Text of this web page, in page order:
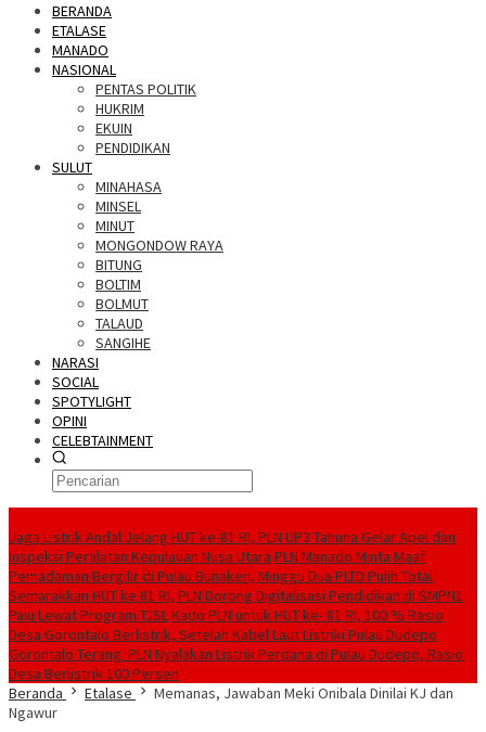
BERANDA
ETALASE
MANADO
NASIONAL
PENTAS POLITIK
HUKRIM
EKUIN
PENDIDIKAN
SULUT
MINAHASA
MINSEL
MINUT
MONGONDOW RAYA
BITUNG
BOLTIM
BOLMUT
TALAUD
SANGIHE
NARASI
SOCIAL
SPOTYLIGHT
OPINI
CELEBTAINMENT
Jaga Listrik Andal Jelang HUT ke-81 RI, PLN UP3 Tahuna Gelar Apel dan
Inspeksi Peralatan Kepulauan Nusa Utara PLN Manado Minta Maaf
Pemadaman Bergilir di Pulau Bunaken, Minggu Dua PLTD Pulih Total
Semarakkan HUT ke 81 RI, PLN Dorong Digitalisasi Pendidikan di SMPN1
Palu Lewat Program TJSLKado PLN untuk HUT ke- 81 RI, 100 % Rasio
Desa Gorontalo Berlistrik, Setelah Kabel Laut Listriki Pulau Dudepo
Gorontalo Terang. PLN Nyalakan Listrik Perdana di Pulau Dudepo, Rasio
Desa Berlistrik 100 Persen
Beranda
Etalase
Memanas, Jawaban Meki Onibala Dinilai KJ dan
Ngawur